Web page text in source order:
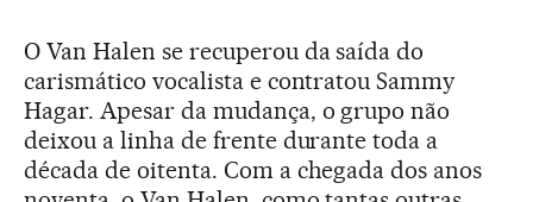
O Van Halen se recuperou da saída do
carismático vocalista e contratou Sammy
Hagar. Apesar da mudança, o grupo não
deixou a linha de frente durante toda a
década de oitenta. Com a chegada dos anos